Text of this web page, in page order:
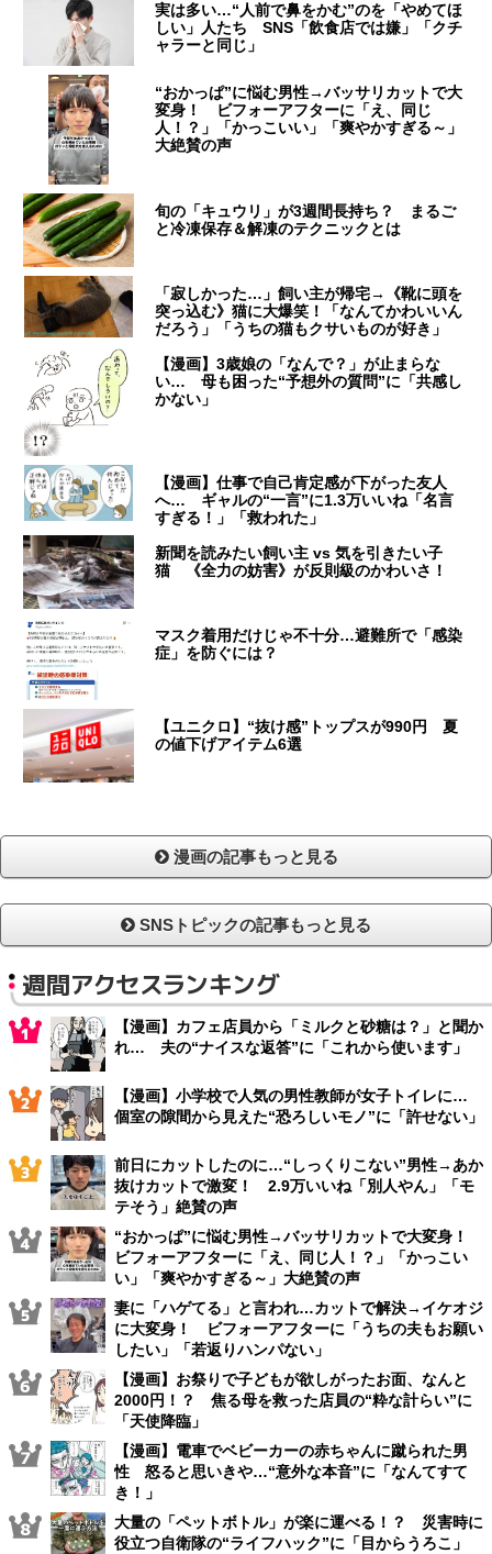
実は多い…“人前で鼻をかむ”のを「やめてほ
しい」人たち SNS「飲食店では嫌」「クチ
ャラーと同じ」
“おかっぱ”に悩む男性→バッサリカットで大
変身！ ビフォーアフターに「え、同じ
人！？」「かっこいい」「爽やかすぎる～」
大絶賛の声
旬の「キュウリ」が3週間長持ち？ まるご
と冷凍保存＆解凍のテクニックとは
「寂しかった…」飼い主が帰宅→《靴に頭を
突っ込む》猫に大爆笑！「なんてかわいいん
だろう」「うちの猫もクサいものが好き」
【漫画】3歳娘の「なんで？」が止まらな
い… 母も困った“予想外の質問”に「共感し
かない」
【漫画】仕事で自己肯定感が下がった友人
へ… ギャルの“一言”に1.3万いいね「名言
すぎる！」「救われた」
新聞を読みたい飼い主 vs 気を引きたい子
猫 《全力の妨害》が反則級のかわいさ！
マスク着用だけじゃ不十分…避難所で「感染
症」を防ぐには？
【ユニクロ】“抜け感”トップスが990円 夏
の値下げアイテム6選
漫画の記事もっと見る
SNSトピックの記事もっと見る
週間アクセスランキング
【漫画】カフェ店員から「ミルクと砂糖は？」と聞か
れ… 夫の“ナイスな返答”に「これから使います」
【漫画】小学校で人気の男性教師が女子トイレに…
個室の隙間から見えた“恐ろしいモノ”に「許せない」
前日にカットしたのに…“しっくりこない”男性→あか
抜けカットで激変！ 2.9万いいね「別人やん」「モ
テそう」絶賛の声
“おかっぱ”に悩む男性→バッサリカットで大変身！
ビフォーアフターに「え、同じ人！？」「かっこい
い」「爽やかすぎる～」大絶賛の声
妻に「ハゲてる」と言われ…カットで解決→イケオジ
に大変身！ ビフォーアフターに「うちの夫もお願い
したい」「若返りハンパない」
【漫画】お祭りで子どもが欲しがったお面、なんと
2000円！？ 焦る母を救った店員の“粋な計らい”に
「天使降臨」
【漫画】電車でベビーカーの赤ちゃんに蹴られた男
性 怒ると思いきや…“意外な本音”に「なんてすて
き！」
大量の「ペットボトル」が楽に運べる！？ 災害時に
役立つ自衛隊の“ライフハック”に「目からうろこ」